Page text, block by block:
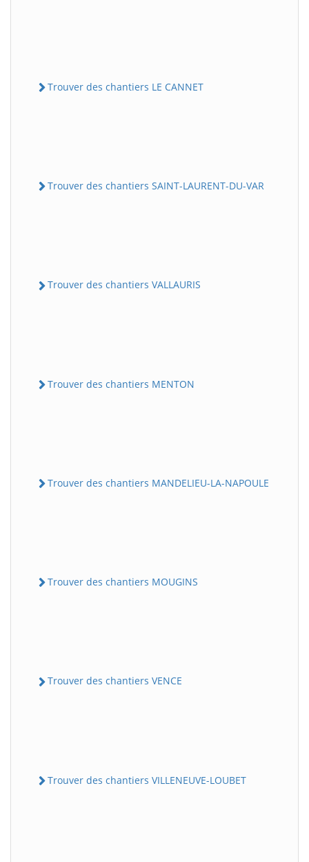
Trouver des chantiers LE CANNET
Trouver des chantiers SAINT-LAURENT-DU-VAR
Trouver des chantiers VALLAURIS
Trouver des chantiers MENTON
Trouver des chantiers MANDELIEU-LA-NAPOULE
Trouver des chantiers MOUGINS
Trouver des chantiers VENCE
Trouver des chantiers VILLENEUVE-LOUBET